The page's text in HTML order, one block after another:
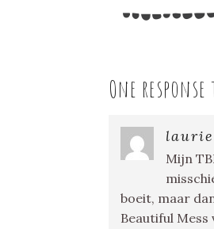
One
laurie
Mijn
boeit, maar
Beautiful Mess